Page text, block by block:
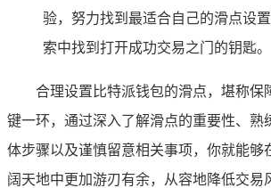
验，努力找到最适合自己的滑点设
索中找到打开成功交易之门的钥匙。
合理设置比特派钱包的滑点，堪称保
键一环，通过深入了解滑点的重要性、熟
体步骤以及谨慎留意相关事项，你就能够
阔天地中更加游刃有余，从容地降低交易